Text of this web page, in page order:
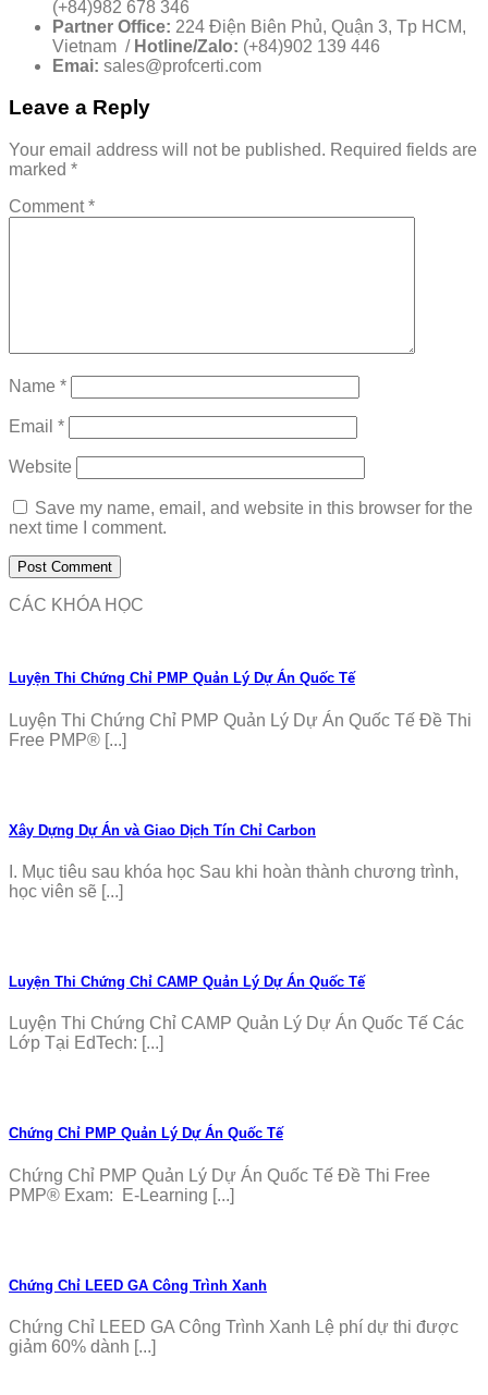
(+84)982 678 346
Partner Office: 224 Điện Biên Phủ, Quận 3, Tp HCM,
Vietnam / Hotline/Zalo: (+84)902 139 446
Emai: sales@profcerti.com
Leave a Reply
Your email address will not be published. Required fields are
marked *
Comment*
Name *
Email *
Website
Save my name, email, and website in this browser for the
next time I comment.
CÁC KHÓA HỌC
Luyện Thi Chứng Chỉ PMP Quản Lý Dự Án Quốc Tế
Luyện Thi Chứng Chỉ PMP Quản Lý Dự Án Quốc Tế Đề Thi
Free PMP® [...]
Xây Dựng Dự Án và Giao Dịch Tín Chỉ Carbon
I. Mục tiêu sau khóa học Sau khi hoàn thành chương trình,
học viên sẽ [...]
Luyện Thi Chứng Chỉ CAMP Quản Lý Dự Án Quốc Tế
Luyện Thi Chứng Chỉ CAMP Quản Lý Dự Án Quốc Tế Các
Lớp Tại EdTech: [...]
Chứng Chỉ PMP Quản Lý Dự Án Quốc Tế
Chứng Chỉ PMP Quản Lý Dự Án Quốc Tế Đề Thi Free
PMP® Exam: E-Learning [...]
Chứng Chỉ LEED GA Công Trình Xanh
Chứng Chỉ LEED GA Công Trình Xanh Lệ phí dự thi được
giảm 60% dành [...]